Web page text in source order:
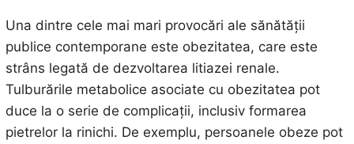
Una dintre cele mai mari provocări ale sănătății
publice contemporane este obezitatea, care este
strâns legată de dezvoltarea litiazei renale.
Tulburările metabolice asociate cu obezitatea pot
duce la o serie de complicații, inclusiv formarea
pietrelor la rinichi. De exemplu, persoanele obeze pot